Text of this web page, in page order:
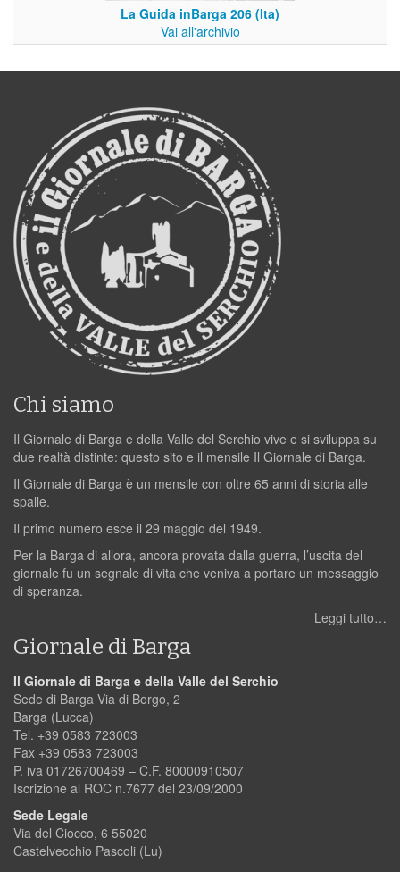
La Guida inBarga 206 (Ita)
Vai all'archivio
Chi siamo
Il Giornale di Barga e della Valle del Serchio vive e si sviluppa su
due realtà distinte: questo sito e il mensile Il Giornale di Barga.
Il Giornale di Barga è un mensile con oltre 65 anni di storia alle
spalle.
Il primo numero esce il 29 maggio del 1949.
Per la Barga di allora, ancora provata dalla guerra, l’uscita del
giornale fu un segnale di vita che veniva a portare un messaggio
di speranza.
Leggi tutto…
Giornale di Barga
Il Giornale di Barga e della Valle del Serchio
Sede di Barga Via di Borgo, 2
Barga (Lucca)
Tel. +39 0583 723003
Fax +39 0583 723003
P. iva 01726700469 – C.F. 80000910507
Iscrizione al ROC n.7677 del 23/09/2000
Sede Legale
Via del Ciocco, 6 55020
Castelvecchio Pascoli (Lu)